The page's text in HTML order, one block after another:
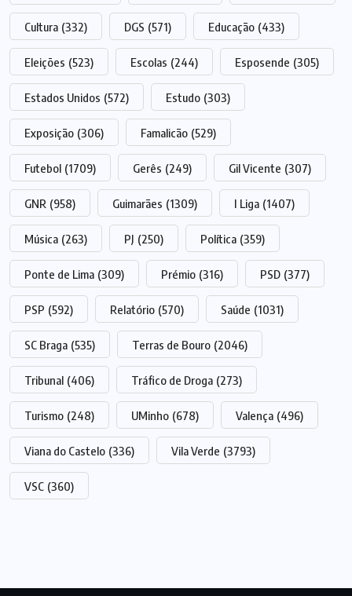
Cultura (332) DGS (571) Educação (433)
Eleições (523) Escolas (244) Esposende (305)
Estados Unidos (572) Estudo (303)
Exposição (306) Famalicão (529)
Futebol (1709) Gerês (249) Gil Vicente (307)
GNR (958) Guimarães (1309) I Liga (1407)
Música (263) PJ (250) Política (359)
Ponte de Lima (309) Prémio (316) PSD (377)
PSP (592) Relatório (570) Saúde (1031)
SC Braga (535) Terras de Bouro (2046)
Tribunal (406) Tráfico de Droga (273)
Turismo (248) UMinho (678) Valença (496)
Viana do Castelo (336) Vila Verde (3793)
VSC (360)